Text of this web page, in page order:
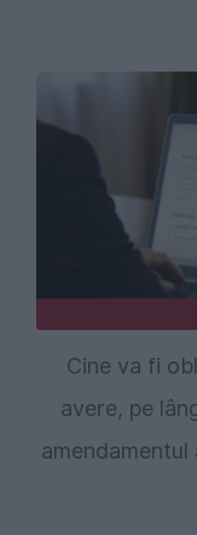
Cine va fi
avere, pe